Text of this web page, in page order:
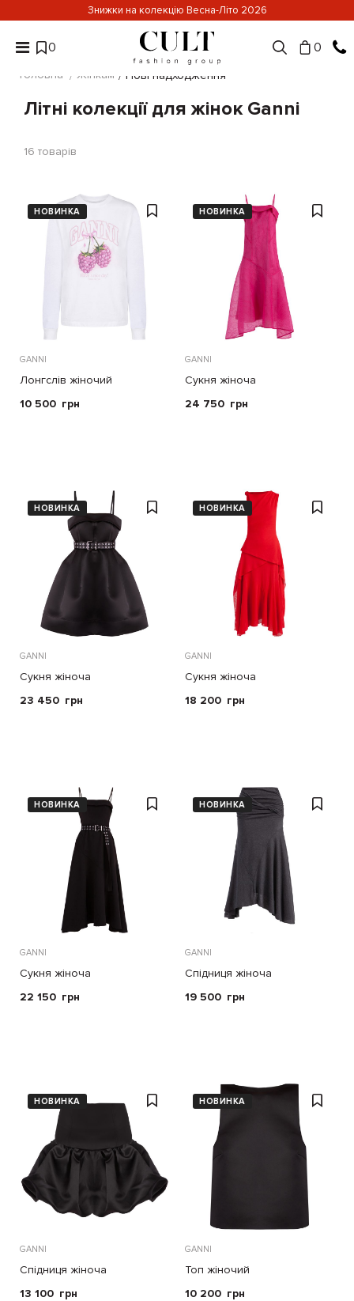
Знижки на колекцію Весна-Літо 2026
0 0
Головна Жінкам Нові надходження
Літні колекції для жінок Ganni
16 товарів
НОВИНКА
GANNI
Лонгслів жіночий
10 500 грн
НОВИНКА
GANNI
Сукня жіноча
24 750 грн
НОВИНКА
GANNI
Сукня жіноча
23 450 грн
НОВИНКА
GANNI
Сукня жіноча
18 200 грн
НОВИНКА
GANNI
Сукня жіноча
22 150 грн
НОВИНКА
GANNI
Спідниця жіноча
19 500 грн
НОВИНКА
GANNI
Спідниця жіноча
13 100 грн
НОВИНКА
GANNI
Топ жіночий
10 200 грн